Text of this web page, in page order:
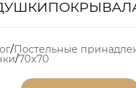
Постельные
70х70